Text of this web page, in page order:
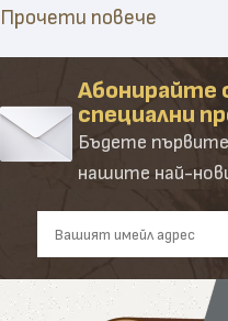
професионални пчелари
удобството при
стандартите за
комбинирана с други
завършена система.
Основни
Пчелни кошери–
Прочети повече
Абонирайте
специални
Бъдете
нашите най-